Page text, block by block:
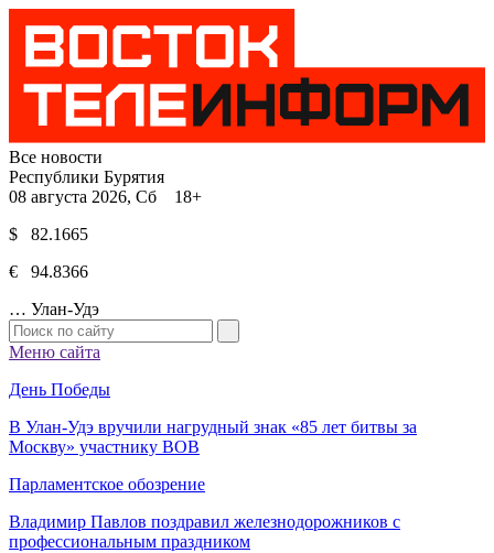
Все новости
Республики Бурятия
08 августа 2026, Сб 18+
$ 82.1665
€ 94.8366
… Улан-Удэ
Меню сайта
День Победы
В Улан-Удэ вручили нагрудный знак «85 лет битвы за
Москву» участнику ВОВ
Парламентское обозрение
Владимир Павлов поздравил железнодорожников с
профессиональным праздником